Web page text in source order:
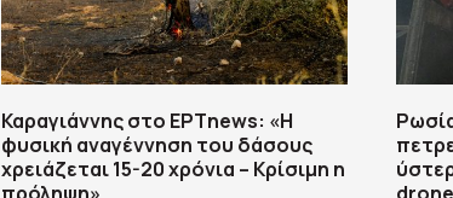
Καραγιάννης στο ΕΡΤnews: «Η
φυσική αναγέννηση του δάσους
χρειάζεται 15-20 χρόνια – Κρίσιμη η